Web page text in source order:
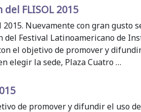
del FLISOL 2015
2015. Nuevamente con gran gusto
del Festival Latinoamericano de
el objetivo de promover y
elegir la sede, Plaza Cuatro …
de promover y difundir el uso